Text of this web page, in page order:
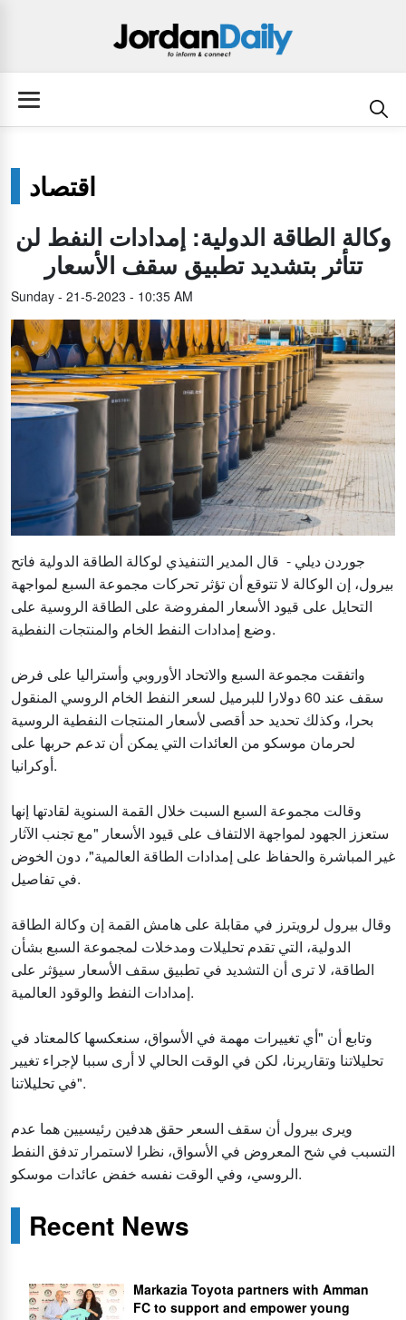
اقتصاد
وكالة الطاقة الدولية: إمدادات النفط لن
تتأثر بتشديد تطبيق سقف الأسعار
Sunday - 21-5-2023 - 10:35 AM
جوردن ديلي - قال المدير التنفيذي لوكالة الطاقة الدولية فاتح
بيرول، إن الوكالة لا تتوقع أن تؤثر تحركات مجموعة السبع لمواجهة
التحايل على قيود الأسعار المفروضة على الطاقة الروسية على
وضع إمدادات النفط الخام والمنتجات النفطية.
واتفقت مجموعة السبع والاتحاد الأوروبي وأستراليا على فرض
سقف عند 60 دولارا للبرميل لسعر النفط الخام الروسي المنقول
بحرا، وكذلك تحديد حد أقصى لأسعار المنتجات النفطية الروسية
لحرمان موسكو من العائدات التي يمكن أن تدعم حربها على
أوكرانيا.
وقالت مجموعة السبع السبت خلال القمة السنوية لقادتها إنها
ستعزز الجهود لمواجهة الالتفاف على قيود الأسعار "مع تجنب الآثار
غير المباشرة والحفاظ على إمدادات الطاقة العالمية"، دون الخوض
في تفاصيل.
وقال بيرول لرويترز في مقابلة على هامش القمة إن وكالة الطاقة
الدولية، التي تقدم تحليلات ومدخلات لمجموعة السبع بشأن
الطاقة، لا ترى أن التشديد في تطبيق سقف الأسعار سيؤثر على
إمدادات النفط والوقود العالمية.
وتابع أن "أي تغييرات مهمة في الأسواق، سنعكسها كالمعتاد في
تحليلاتنا وتقاريرنا، لكن في الوقت الحالي لا أرى سببا لإجراء تغيير
في تحليلاتنا".
ويرى بيرول أن سقف السعر حقق هدفين رئيسيين هما عدم
التسبب في شح المعروض في الأسواق، نظرا لاستمرار تدفق النفط
الروسي، وفي الوقت نفسه خفض عائدات موسكو.
Recent News
Markazia Toyota partners with Amman
FC to support and empower young